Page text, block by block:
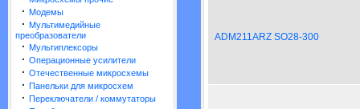
· Модемы
· Мультимедийные
преобразователи
· Мультиплексоры
· Операционные усилители
· Отечественные микросхемы
· Панельки для микросхем
· Переключатели / коммутаторы
ADM211ARZ SO28-300